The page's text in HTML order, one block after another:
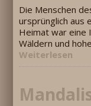
Die Menschen
ursprünglich aus
Heimat war eine
Wäldern und
Weiterlesen